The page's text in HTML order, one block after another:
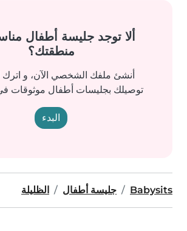
ألا توجد جليسة أطفال
منطقتك؟
أنشئ ملفك الشخصي الآن، و اترك
توصيلك بجليسات أطفال موثوقات
البدء
Babysits جليسة أطفال الظليلة